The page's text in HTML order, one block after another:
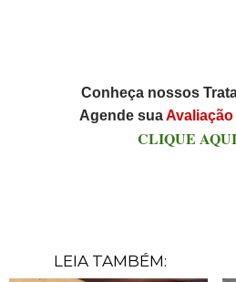
Conheça nossos
Agende suaAvaliação
CLIQUE AQUI
LEIA TAMBÉM: